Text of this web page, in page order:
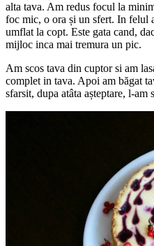
alta tava. Am redus focul la
foc mic, o ora și un sfert. In felul
umflat la copt. Este gata cand,
mijloc inca mai tremura un pic.
Am scos tava din cuptor si am
complet in tava. Apoi am băgat
sfarsit, dupa atâta așteptare, l-am